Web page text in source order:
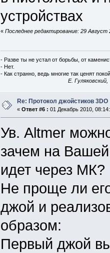
устройствах
«Последнее редактирование: 29 Август
- Разве ты не устал от борьбы, от
- Нет.
- Как странно, ведь многие так ценят
E.
Re: Протокол джойстиков 3DO
« Ответ #6 : 01 Декабрь 2010,
Ув. Altmer
зачем на
идет через МК?
Не проще ли
джой и
образом:
Первый джой